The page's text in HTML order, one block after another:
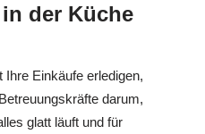
der Küche
Einkäufe erledigen,
darum,
glatt läuft und für